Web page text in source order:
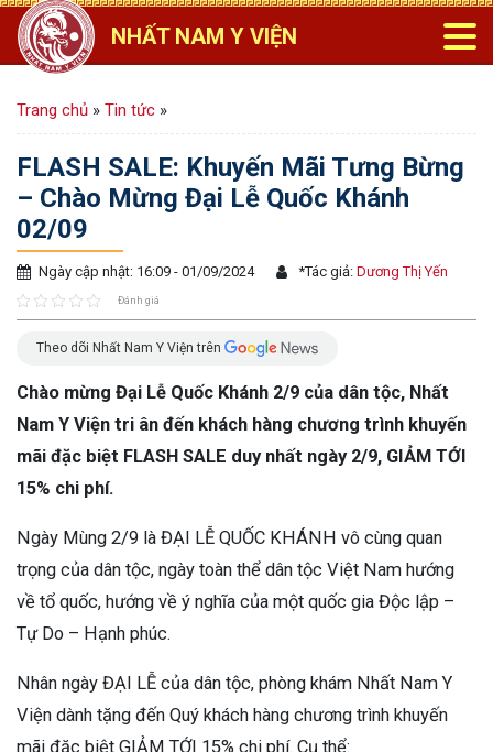
NHẤT NAM Y VIỆN
Trang chủ » Tin tức »
FLASH SALE: Khuyến Mãi Tưng Bừng
– Chào Mừng Đại Lễ Quốc Khánh
02/09
Ngày cập nhật: 16:09 - 01/09/2024 *Tác giả: Dương Thị Yến
Đánh giá
Theo dõi Nhất Nam Y Viện trên
Chào mừng Đại Lễ Quốc Khánh 2/9 của dân tộc, Nhất
Nam Y Viện tri ân đến khách hàng chương trình khuyến
mãi đặc biệt FLASH SALE duy nhất ngày 2/9, GIẢM TỚI
15% chi phí.
Ngày Mùng 2/9 là ĐẠI LỄ QUỐC KHÁNH vô cùng quan
trọng của dân tộc, ngày toàn thể dân tộc Việt Nam hướng
về tổ quốc, hướng về ý nghĩa của một quốc gia Độc lập –
Tự Do – Hạnh phúc.
Nhân ngày ĐẠI LỄ của dân tộc, phòng khám Nhất Nam Y
Viện dành tặng đến Quý khách hàng chương trình khuyến
mãi đặc biệt GIẢM TỚI 15% chi phí. Cụ thể: